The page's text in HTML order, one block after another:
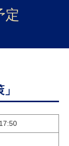
定